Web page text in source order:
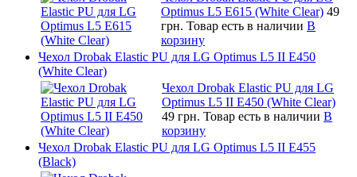
Optimus L5 E615 (White Clear) 49
грн. Товар есть в наличии В
корзину
Чехол Drobak Elastic PU для LG Optimus L5 II E450
(White Сlear)
Чехол Drobak Elastic PU для LG
Optimus L5 II E450 (White Сlear)
49 грн. Товар есть в наличии В
корзину
Чехол Drobak Elastic PU для LG Optimus L5 II E455
(Black)